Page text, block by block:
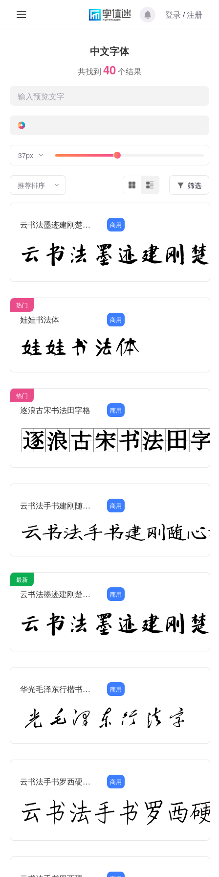
登录 /注册
中文字体
共找到 40个结果
推荐排序
37px
筛选
云书法墨迹建刚楚楷简 商用
热门
娃娃书法体 商用
热门
逐浪古宋书法田字格 商用
云书法手书建刚随心楷简 商用
最新
云书法墨迹建刚楚楷简 商用
华光毛泽东行楷书法字体 商用
云书法手书罗西硬笔楷书 商用